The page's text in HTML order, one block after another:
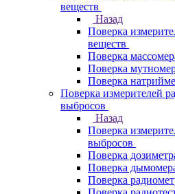
веществ
Назад
Поверка
веществ
Поверка
Поверка
Поверка
Поверка измерителей
выбросов
Назад
Поверка
выбросов
Поверка
Поверка
Поверка